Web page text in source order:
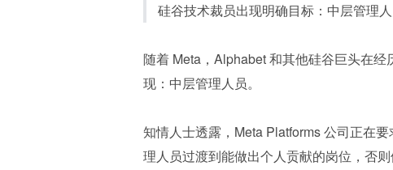
硅谷技术裁员出现明确目标：中层管理人
随着 Meta，Alphabet 和其他硅谷巨头在
现：中层管理人员。
知情人士透露，Meta Platforms 公司正在
理人员过渡到能做出个人贡献的岗位，否